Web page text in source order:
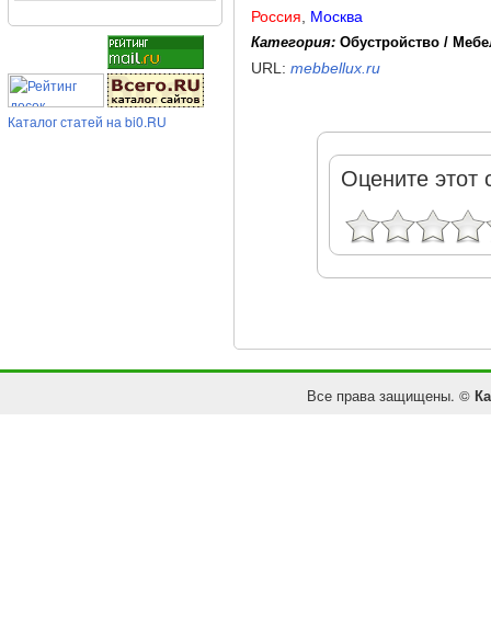
Каталог статей на bi0.RU
Россия
Москва
Категория: Обустройство /
URL: mebbellux.ru
Оцените этот
Все права защищены. ©